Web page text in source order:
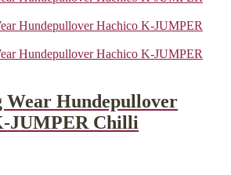
Optionen
auf
gewählt
werden
Wear Hundepullover
JUMPER Chilli